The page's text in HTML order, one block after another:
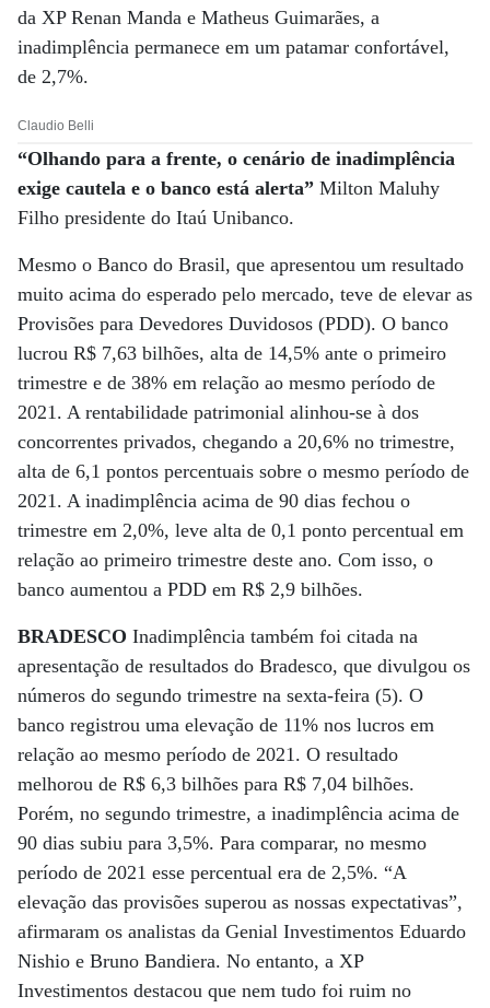
da XP Renan Manda e Matheus Guimarães, a
inadimplência permanece em um patamar confortável,
de 2,7%.
Claudio Belli
“Olhando para a frente, o cenário de inadimplência
exige cautela e o banco está alerta” Milton Maluhy
Filho presidente do Itaú Unibanco.
Mesmo o Banco do Brasil, que apresentou um resultado
muito acima do esperado pelo mercado, teve de elevar as
Provisões para Devedores Duvidosos (PDD). O banco
lucrou R$ 7,63 bilhões, alta de 14,5% ante o primeiro
trimestre e de 38% em relação ao mesmo período de
2021. A rentabilidade patrimonial alinhou-se à dos
concorrentes privados, chegando a 20,6% no trimestre,
alta de 6,1 pontos percentuais sobre o mesmo período de
2021. A inadimplência acima de 90 dias fechou o
trimestre em 2,0%, leve alta de 0,1 ponto percentual em
relação ao primeiro trimestre deste ano. Com isso, o
banco aumentou a PDD em R$ 2,9 bilhões.
BRADESCO Inadimplência também foi citada na
apresentação de resultados do Bradesco, que divulgou os
números do segundo trimestre na sexta-feira (5). O
banco registrou uma elevação de 11% nos lucros em
relação ao mesmo período de 2021. O resultado
melhorou de R$ 6,3 bilhões para R$ 7,04 bilhões.
Porém, no segundo trimestre, a inadimplência acima de
90 dias subiu para 3,5%. Para comparar, no mesmo
período de 2021 esse percentual era de 2,5%. “A
elevação das provisões superou as nossas expectativas”,
afirmaram os analistas da Genial Investimentos Eduardo
Nishio e Bruno Bandiera. No entanto, a XP
Investimentos destacou que nem tudo foi ruim no